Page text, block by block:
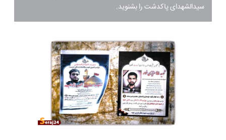
سیدالشهدای پاکدشت را بشنوید.